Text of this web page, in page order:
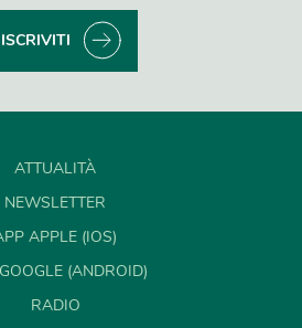
ISCRIVITI
ATTUALITÀ
NEWSLETTER
APPLE (IOS)
(ANDROID)
RADIO